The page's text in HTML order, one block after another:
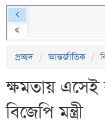
প্রচ্ছদ আন্তর্জাতিক
ক্ষমতায় এসেই
বিজেপি মন্ত্রী